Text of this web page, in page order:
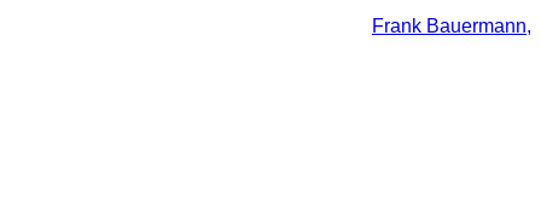
Frank Bauermann,